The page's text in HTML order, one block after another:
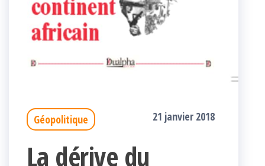
Géopolitique 21 janvier 2018
La dérive du